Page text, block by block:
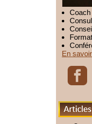
Coach
En
Articles